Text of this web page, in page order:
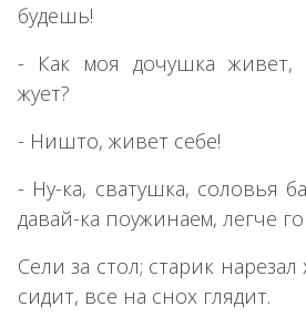
будешь!
- Как моя дочушка
жует?
- Ништо, живет себе!
- Ну-ка, сватушка, соловья
давай-ка поужинаем, легче
Сели за стол; старик нарезал
сидит, все на снох глядит.